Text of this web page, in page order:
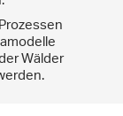
Wälder